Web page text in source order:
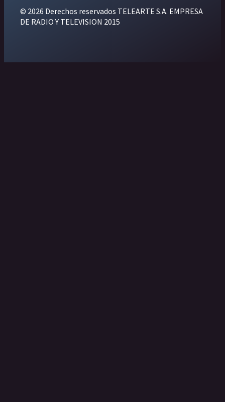
© 2026 Derechos reservados TELEARTE S.A. EMPRESA
DE RADIO Y TELEVISION 2015